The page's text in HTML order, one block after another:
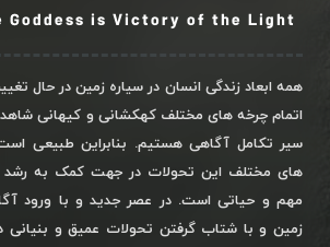
is Victory of the Light
همه ابعاد زندگی انسان در سیاره زمین در حال
اتمام چرخه های مختلف کهکشانی و کیهانی
سیر تکامل آگاهی هستیم. بنابراین طبیعی
های مختلف این تحولات در جهت کمک به رشد
مهم و حیاتی است. در عصر جدید و با ورود
زمین و با شتاب گرفتن تحولات عمیق و بنیانی